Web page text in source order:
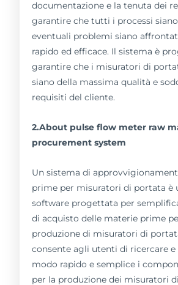
documentazione e la tenuta dei
garantire che tutti i processi
eventuali problemi siano
rapido ed efficace. Il sistema è
garantire che i misuratori di
siano della massima qualità e
requisiti del cliente.
2.About pulse flow meter raw
procurement system
Un sistema di
prime per misuratori di portata è
software progettata per
di acquisto delle materie prime
produzione di misuratori di
consente agli utenti di ricercare e
modo rapido e semplice i
per la produzione dei misuratori